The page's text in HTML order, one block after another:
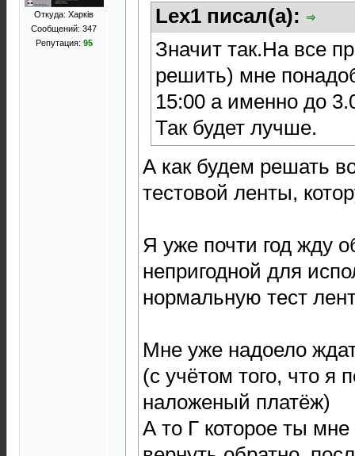
Откуда: Харків
Сообщений: 347
Репутация: 95
Lex1 писал(а):
Значит так.На все
решить) мне
15:00 а именно до
Так будет лучше.
А как будем решать
тестовой ленты,
Я уже почти год жду
непригодной для
нормальную тест
Мне уже надоело
(с учётом того, что я
наложеный платёж)
А то Г которое ты